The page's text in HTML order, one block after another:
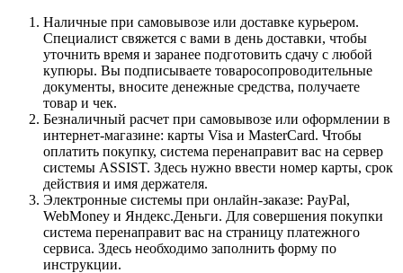
Наличные при самовывозе или доставке курьером.
Специалист свяжется с вами в день доставки, чтобы
уточнить время и заранее подготовить сдачу с любой
купюры. Вы подписываете товаросопроводительные
документы, вносите денежные средства, получаете
товар и чек.
Безналичный расчет при самовывозе или оформлении в
интернет-магазине: карты Visa и MasterCard. Чтобы
оплатить покупку, система перенаправит вас на сервер
системы ASSIST. Здесь нужно ввести номер карты, срок
действия и имя держателя.
Электронные системы при онлайн-заказе: PayPal,
WebMoney и Яндекс.Деньги. Для совершения покупки
система перенаправит вас на страницу платежного
сервиса. Здесь необходимо заполнить форму по
инструкции.